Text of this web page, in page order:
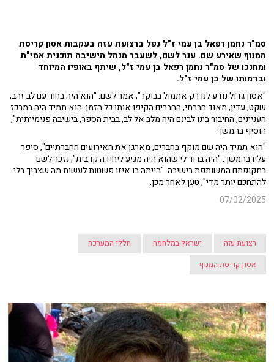
סמ"ר נחמן רפאל בן עמי ז"ל נפל ברצועת עזה בעקבות אסון קריסת
המנוף שאירע שם. ענר לשם, לשעבר מנהל הישיבה תוכנית אמי"ת
ומחנכו של סמ"ר נחמן רפאל בן עמי ז"ל, שיתף באופיו המיוחד
ובדמותו של בן עמי ז"ל.
"אסון גדול נודע לנו רק אתמול בבוקר", אמר לשם. "הוא היה בחור עם לב זהב,
שקט, עדין, מאוד חברתי, החברים הקיפו אותו כל הזמן. הוא תמיד היה במרכז
העניינים, החיבור בינו לבינם היה מלב אל לב, בבית הספר, בישיבה פנימייתית",
הוסיף בהמשך.
"הוא תמיד היה שם מוקף בחברים, מארגן את האירועים החברתיים", סיפר
עליו בהמשך. "היה ברור לי שהוא היה מגיע ליחידה קרבית", נזכר לשם
בתקופתם המשותפת בישיבה. "הייתה בו איזו פשטות לעשות מה שצריך בלי
להתחכם יותר מדי", טען לאחר מכן.
07/02/2025
רצועת עזה ישראל במלחמה
חללי המערכה
אסון קריסת המנוף